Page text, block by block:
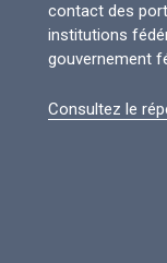
contact des
institutions
gouvernement
Consultez le